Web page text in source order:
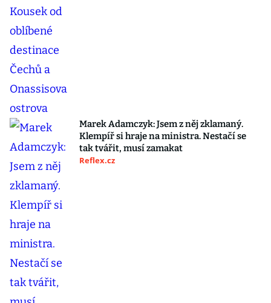
Marek Adamczyk: Jsem z něj zklamaný.
Klempíř si hraje na ministra. Nestačí se
tak tvářit, musí zamakat
Reflex.cz